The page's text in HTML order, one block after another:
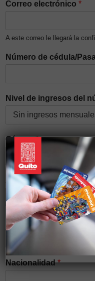
Correo electrónico *
A este correo le llegará la
Número de cédula/
Nivel de ingresos del
Género*
Auto identificación
Discapacidad*
Nacionalidad*